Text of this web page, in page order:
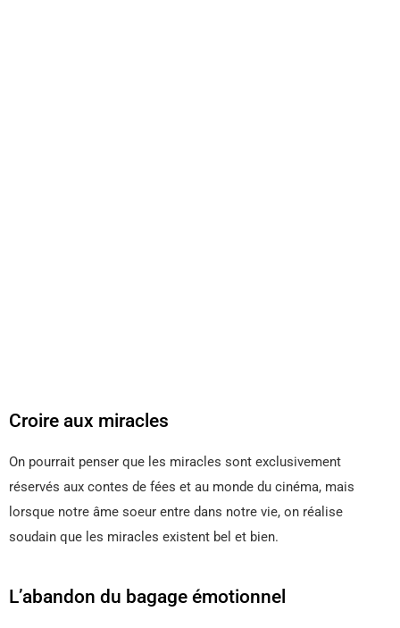
Croire aux miracles
On pourrait penser que les miracles sont exclusivement
réservés aux contes de fées et au monde du cinéma, mais
lorsque notre âme soeur entre dans notre vie, on réalise
soudain que les miracles existent bel et bien.
L’abandon du bagage émotionnel